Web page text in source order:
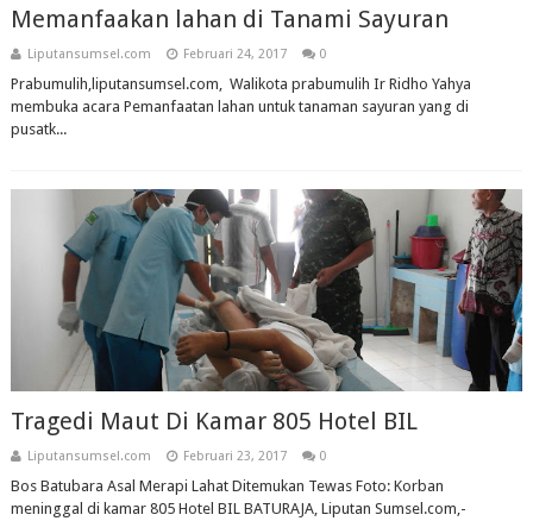
Memanfaakan lahan di Tanami Sayuran
Liputansumsel.com Februari 24, 2017 0
Prabumulih,liputansumsel.com, Walikota prabumulih Ir Ridho Yahya
membuka acara Pemanfaatan lahan untuk tanaman sayuran yang di
pusatk...
Tragedi Maut Di Kamar 805 Hotel BIL
Liputansumsel.com Februari 23, 2017 0
Bos Batubara Asal Merapi Lahat Ditemukan Tewas Foto: Korban
meninggal di kamar 805 Hotel BIL BATURAJA, Liputan Sumsel.com,-